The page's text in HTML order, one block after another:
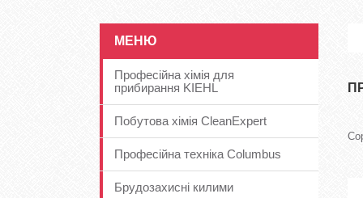
Професійна хімія для
прибирання KIEHL
Побутова хімія CleanExpert
Професійна техніка Columbus
Брудозахисні килими